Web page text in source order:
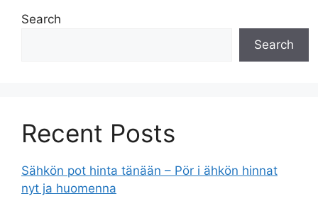
Search
Search
Recent Posts
Sähkön pot hinta tänään – Pör i ähkön hinnat
nyt ja huomenna